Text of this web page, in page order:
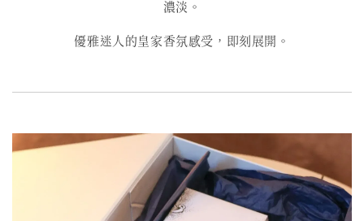
濃淡。
優雅迷人的皇家香氛感受，即刻展開。